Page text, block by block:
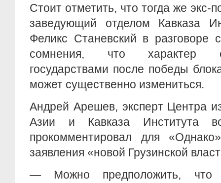
Стоит отметить, что тогда же экс-
заведующий отделом Кавказа
Феликс Станевский в разговоре
сомнения, что характер
государствами после победы
может существенно измениться.
Андрей Арешев, эксперт Центра
Азии и Кавказа Института
прокомментировал для
заявления «новой Грузинской
— Можно предположить, что